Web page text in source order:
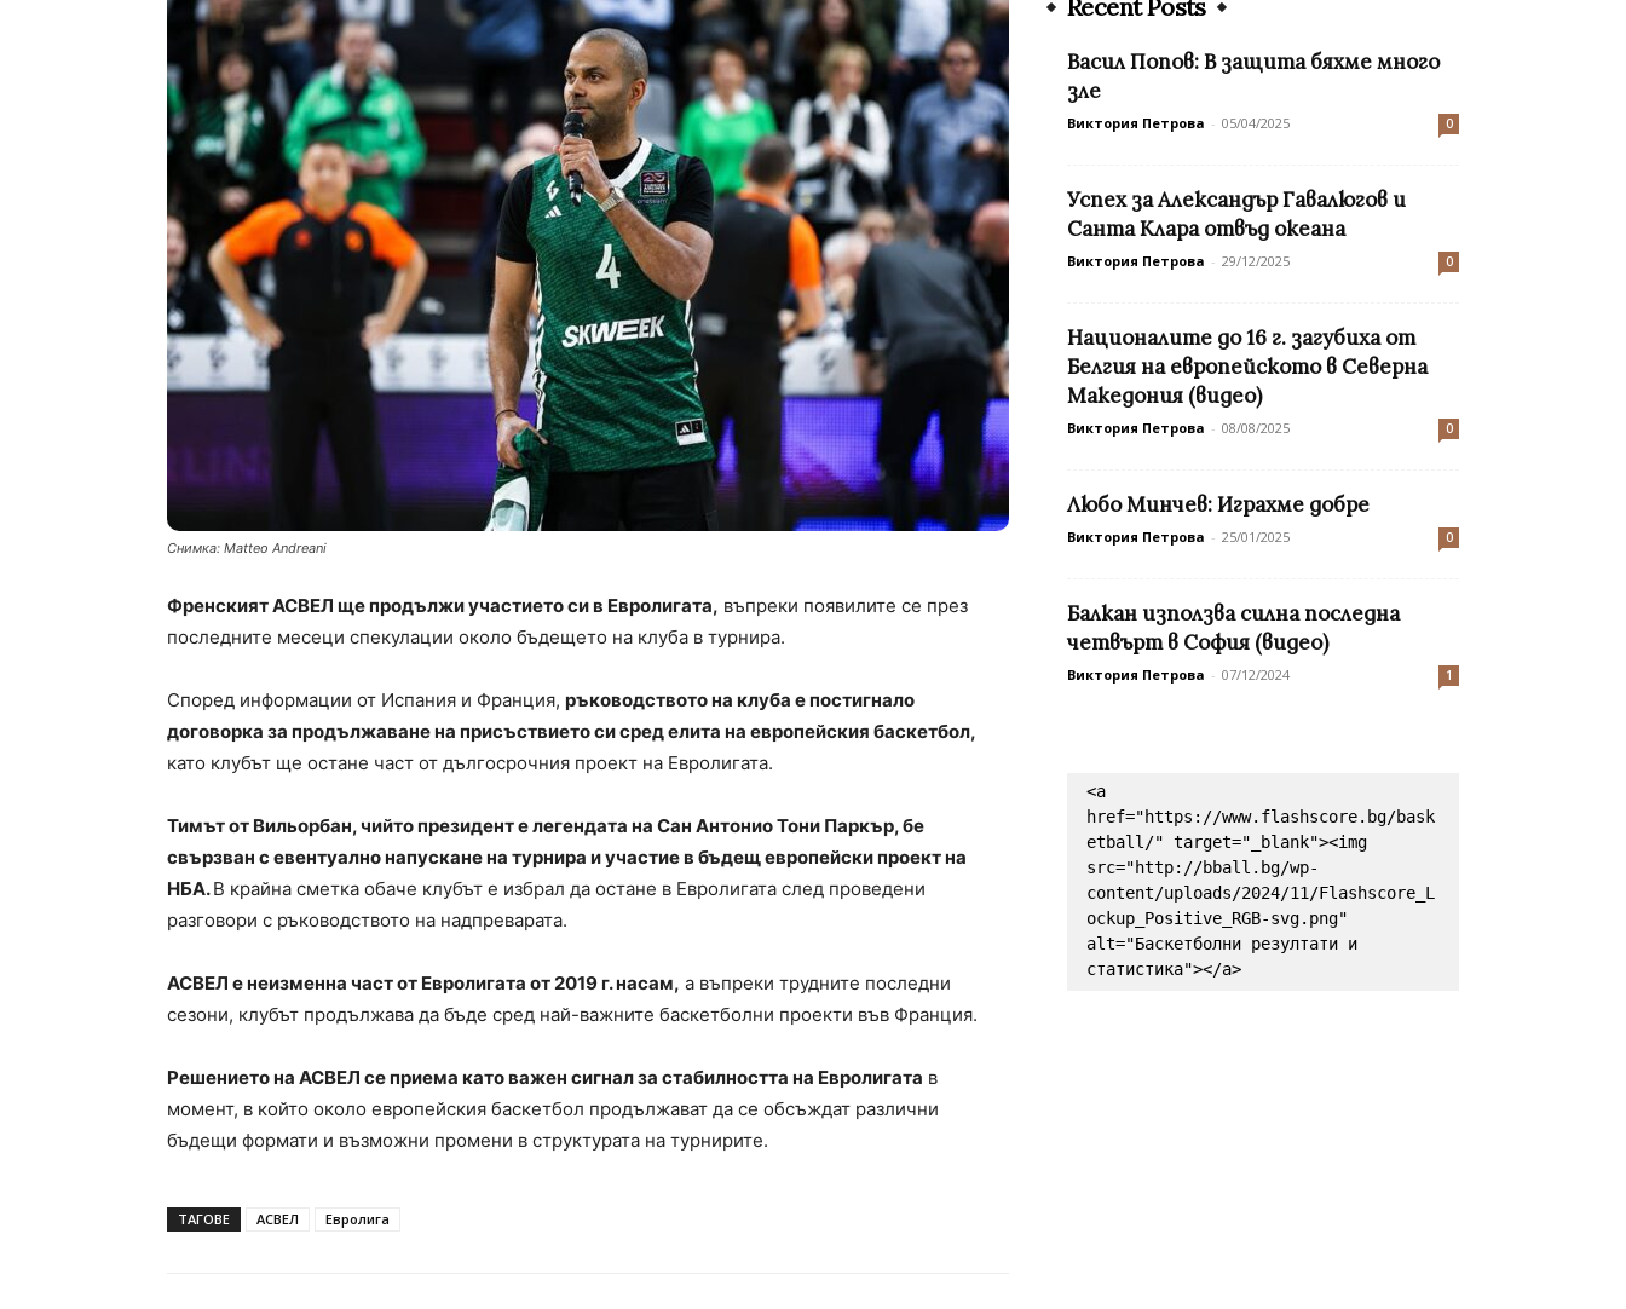
Снимка: Matteo Andreani
Френският АСВЕЛ ще продължи участието си в Евролигата, въпреки появилите се през
последните месеци спекулации около бъдещето на клуба в турнира.
Според информации от Испания и Франция, ръководството на клуба е постигнало
договорка за продължаване на присъствието си сред елита на европейския баскетбол,
като клубът ще остане част от дългосрочния проект на Евролигата.
Тимът от Вильорбан, чийто президент е легендата на Сан Антонио Тони Паркър, бе
свързван с евентуално напускане на турнира и участие в бъдещ европейски проект на
НБА.В крайна сметка обаче клубът е избрал да остане в Евролигата след проведени
разговори с ръководството на надпреварата.
АСВЕЛ е неизменна част от Евролигата от 2019 г. насам, а въпреки трудните последни
сезони, клубът продължава да бъде сред най-важните баскетболни проекти във Франция.
Решението на АСВЕЛ се приема като важен сигнал за стабилността на Евролигата в
момент, в който около европейския баскетбол продължават да се обсъждат различни
бъдещи формати и възможни промени в структурата на турнирите.
ТАГОВЕ АСВЕЛ Евролига
Recent Posts
Васил Попов: В защита бяхме много
зле
Виктория Петрова - 05/04/2025 0
Успех за Александър Гавалюгов и
Санта Клара отвъд океана
Виктория Петрова - 29/12/2025 0
Националите до 16 г. загубиха от
Белгия на европейското в Северна
Македония (видео)
Виктория Петрова - 08/08/2025 0
Любо Минчев: Играхме добре
Виктория Петрова - 25/01/2025 0
Балкан използва силна последна
четвърт в София (видео)
Виктория Петрова - 07/12/2024 1
<a
href="https://www.flashscore.bg/bask
etball/" target="_blank"><img
src="http://bball.bg/wp-
content/uploads/2024/11/Flashscore_L
ockup_Positive_RGB-svg.png"
alt="Баскетболни резултати и
статистика"></a>